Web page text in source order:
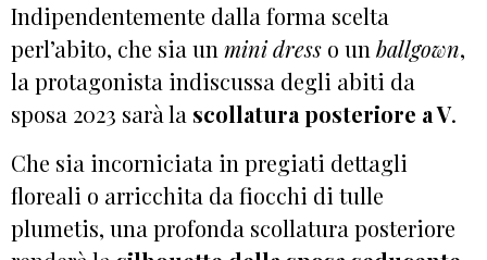
Indipendentemente dalla forma scelta
perl’abito, che sia unmini dress o unballgown,
la protagonista indiscussa degli abiti da
sposa 2023 sarà la scollatura posteriore a V.
Che sia incorniciata in pregiati dettagli
floreali o arricchita da fiocchi di tulle
plumetis, una profonda scollatura posteriore